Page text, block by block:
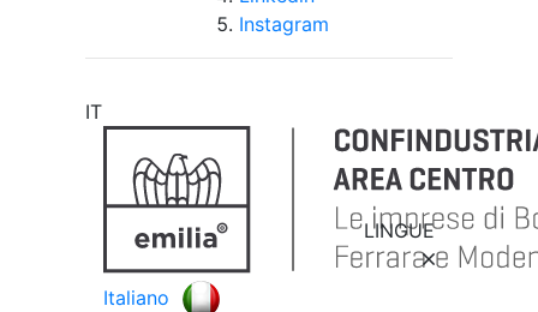
Instagram
IT
LINGUE
Italiano